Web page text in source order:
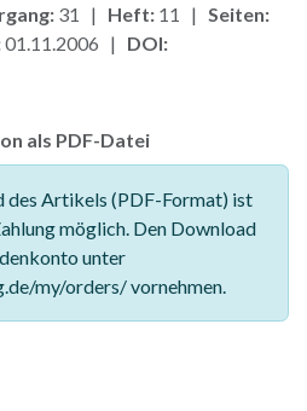
31 | Heft: 11 | Seiten:
01.11.2006 | DOI:
als PDF-Datei
des Artikels (PDF-Format) ist
möglich. Den Download
unter
my/orders/ vornehmen.